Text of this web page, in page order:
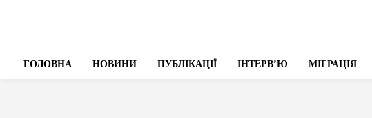
ГОЛОВНА НОВИНИ ПУБЛІКАЦІЇ ІНТЕРВʼЮ МІГРАЦІЯ